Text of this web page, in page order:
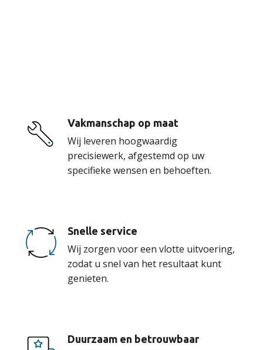
Vakmanschap op maat
Wij leveren hoogwaardig
precisiewerk, afgestemd op uw
specifieke wensen en behoeften.
Snelle service
Wij zorgen voor een vlotte uitvoering,
zodat u snel van het resultaat kunt
genieten.
Duurzaam en betrouwbaar